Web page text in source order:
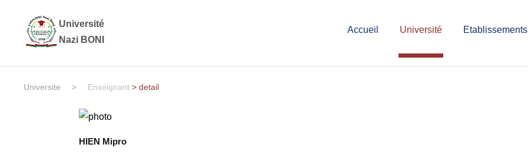
Université
Nazi BONI
Accueil Université Etablissements
Universite > Enseignant > detail
HIEN Mipro